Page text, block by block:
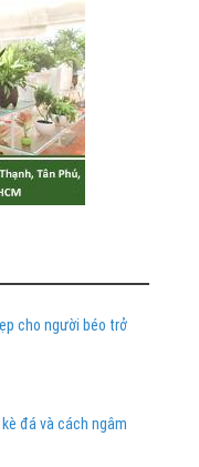
cho người béo trở
đá và cách ngâm